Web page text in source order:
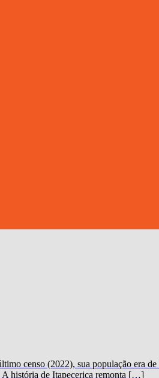
censo (2022), sua população era
A história de Itapecerica remonta […]